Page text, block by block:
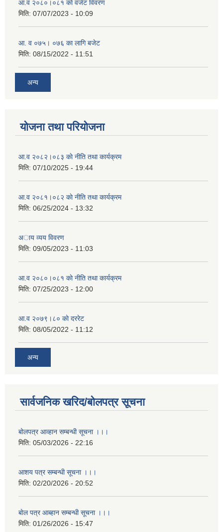
आ.व २०८०।०८१ काे वजेट विवरण
मिति: 07/07/2023 - 10:09
आ. व ०७५। ०७६ का लागि बजेट
मिति: 08/15/2022 - 11:51
अन्य
योजना तथा परियोजना
आ.व २०८२।०८३ काे नीति तथा कार्यक्रम
मिति: 07/10/2025 - 19:44
आ.व २०८१।०८२ काे नीति तथा कार्यक्रम
मिति: 06/25/2024 - 13:32
अाय व्यय विवरण
मिति: 09/05/2023 - 11:03
आ.व २०८०।०८१ काे नीति तथा कार्यक्रम
मिति: 07/25/2023 - 12:00
आ.व २०७९।८० काे दररेट
मिति: 08/05/2022 - 11:12
अन्य
सार्वजनिक खरिद/बोलपत्र सूचना
बोलपत्र आव्हान सम्बन्धी सूचना ।।।
मिति: 05/03/2026 - 22:16
आशय पत्र सम्बन्धी सूचना ।।।
मिति: 02/20/2026 - 20:52
बाेल पत्र आब्हान सम्बन्धी सूचना ।।।
मिति: 01/26/2026 - 15:47